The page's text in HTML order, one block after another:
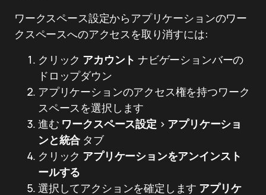
ワークスペース設定からアプリケーションのワー
クスペースへのアクセスを取り消すには:
クリック アカウント ナビゲーションバーの
ドロップダウン
アプリケーションのアクセス権を持つワーク
スペースを選択します
進む ワークスペース設定 > アプリケーショ
ンと統合 タブ
クリック アプリケーションをアンインスト
ールする
選択してアクションを確定します アプリケ